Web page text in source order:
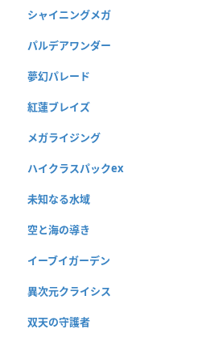
シャイニングメガ
パルデアワンダー
夢幻パレード
紅蓮ブレイズ
メガライジング
ハイクラスパックex
未知なる水域
空と海の導き
イーブイガーデン
異次元クライシス
双天の守護者